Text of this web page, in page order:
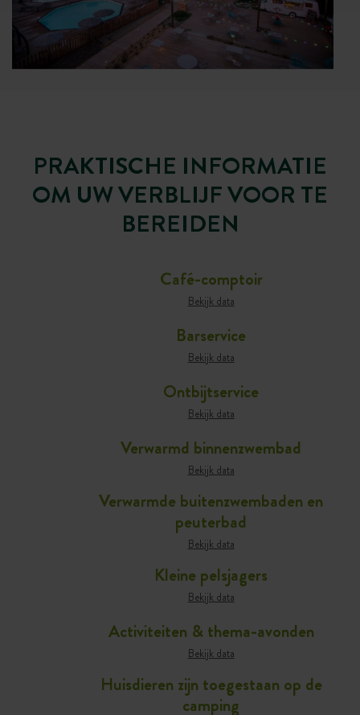
PRAKTISCHE INFORMATIE
OM UW VERBLIJF VOOR TE
BEREIDEN
Café-comptoir
Bekijk data
Barservice
Bekijk data
Ontbijtservice
Bekijk data
Verwarmd binnenzwembad
Bekijk data
Verwarmde buitenzwembaden en
peuterbad
Bekijk data
Kleine pelsjagers
Bekijk data
Activiteiten & thema-avonden
Bekijk data
Huisdieren zijn toegestaan op de
camping